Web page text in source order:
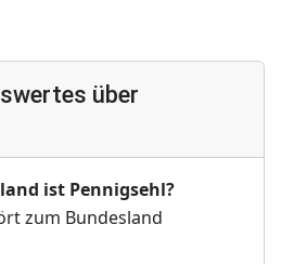
über
ist Pennigsehl?
zum Bundesland